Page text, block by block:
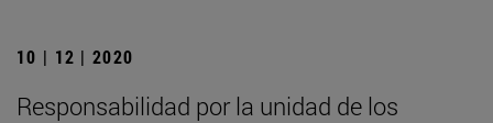
10 | 12 | 2020
Responsabilidad por la unidad de los